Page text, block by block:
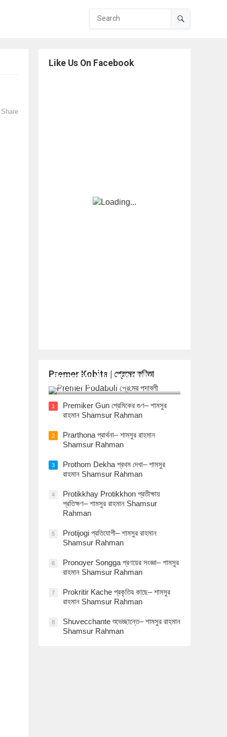
Share
Like Us On Facebook
Premer Kobita | প্রেমের কবিতা
Premer Podaboli প্রেমের পদাবলী– শামসুর
রাহমান Shamsur Rahman
1
Premiker Gun প্রেমিকের গুণ– শামসুর
রাহমান Shamsur Rahman
2
Prarthona প্রার্থনা– শামসুর রাহমান
Shamsur Rahman
3
Prothom Dekha প্রথম দেখা– শামসুর
রাহমান Shamsur Rahman
4
Protikkhay Protikkhon প্রতীক্ষায়
প্রতিক্ষণ– শামসুর রাহমান Shamsur
Rahman
5
Protijogi প্রতিযোগী– শামসুর রাহমান
Shamsur Rahman
6
Pronoyer Songga প্রণয়ের সংজ্ঞা– শামসুর
রাহমান Shamsur Rahman
7
Prokritir Kache প্রকৃতির কাছে– শামসুর
রাহমান Shamsur Rahman
8
Shuvecchante শুভেচ্ছান্তে– শামসুর রাহমান
Shamsur Rahman